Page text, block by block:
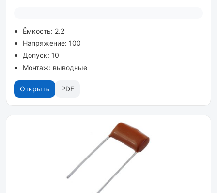
Ёмкость: 2.2
Напряжение: 100
Допуск: 10
Монтаж: выводные
Открыть PDF